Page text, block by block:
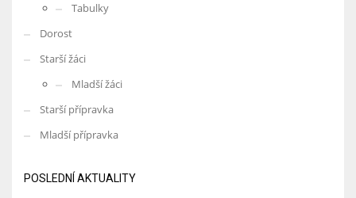
Tabulky
Dorost
Starší žáci
Mladší žáci
Starší přípravka
Mladší přípravka
POSLEDNÍ AKTUALITY